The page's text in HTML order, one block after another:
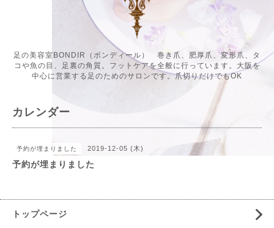
足の美容室BONDIR（ボンディール） 巻き爪、肥厚爪、変形爪、タ
コや魚の目、足裏の角質。フットケアを全般に行っています。大阪を
中心に営業する足のためのサロンです。爪切りだけでもOK
カレンダー
予約が埋まりました 2019-12-05 (木)
予約が埋まりました
トップページ